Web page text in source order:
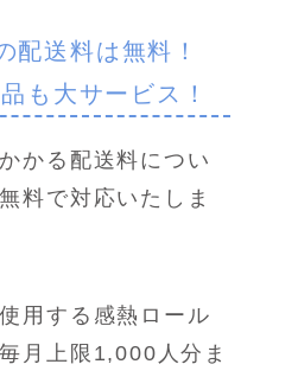
送料は無料！
も大サービス！
かる配送料につい
料で対応いたしま
用する感熱ロール
月上限1,000人分ま